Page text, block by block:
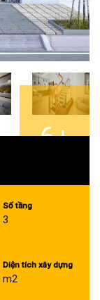
6+
Số tầng
3
Diện tích xây dựng
m2